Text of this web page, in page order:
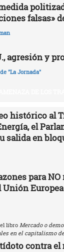
falsas»
agresión y
"La Jornada"
histórico al
el
salida en
para
Unión
libro Mercado o
en el capitalismo
contra el